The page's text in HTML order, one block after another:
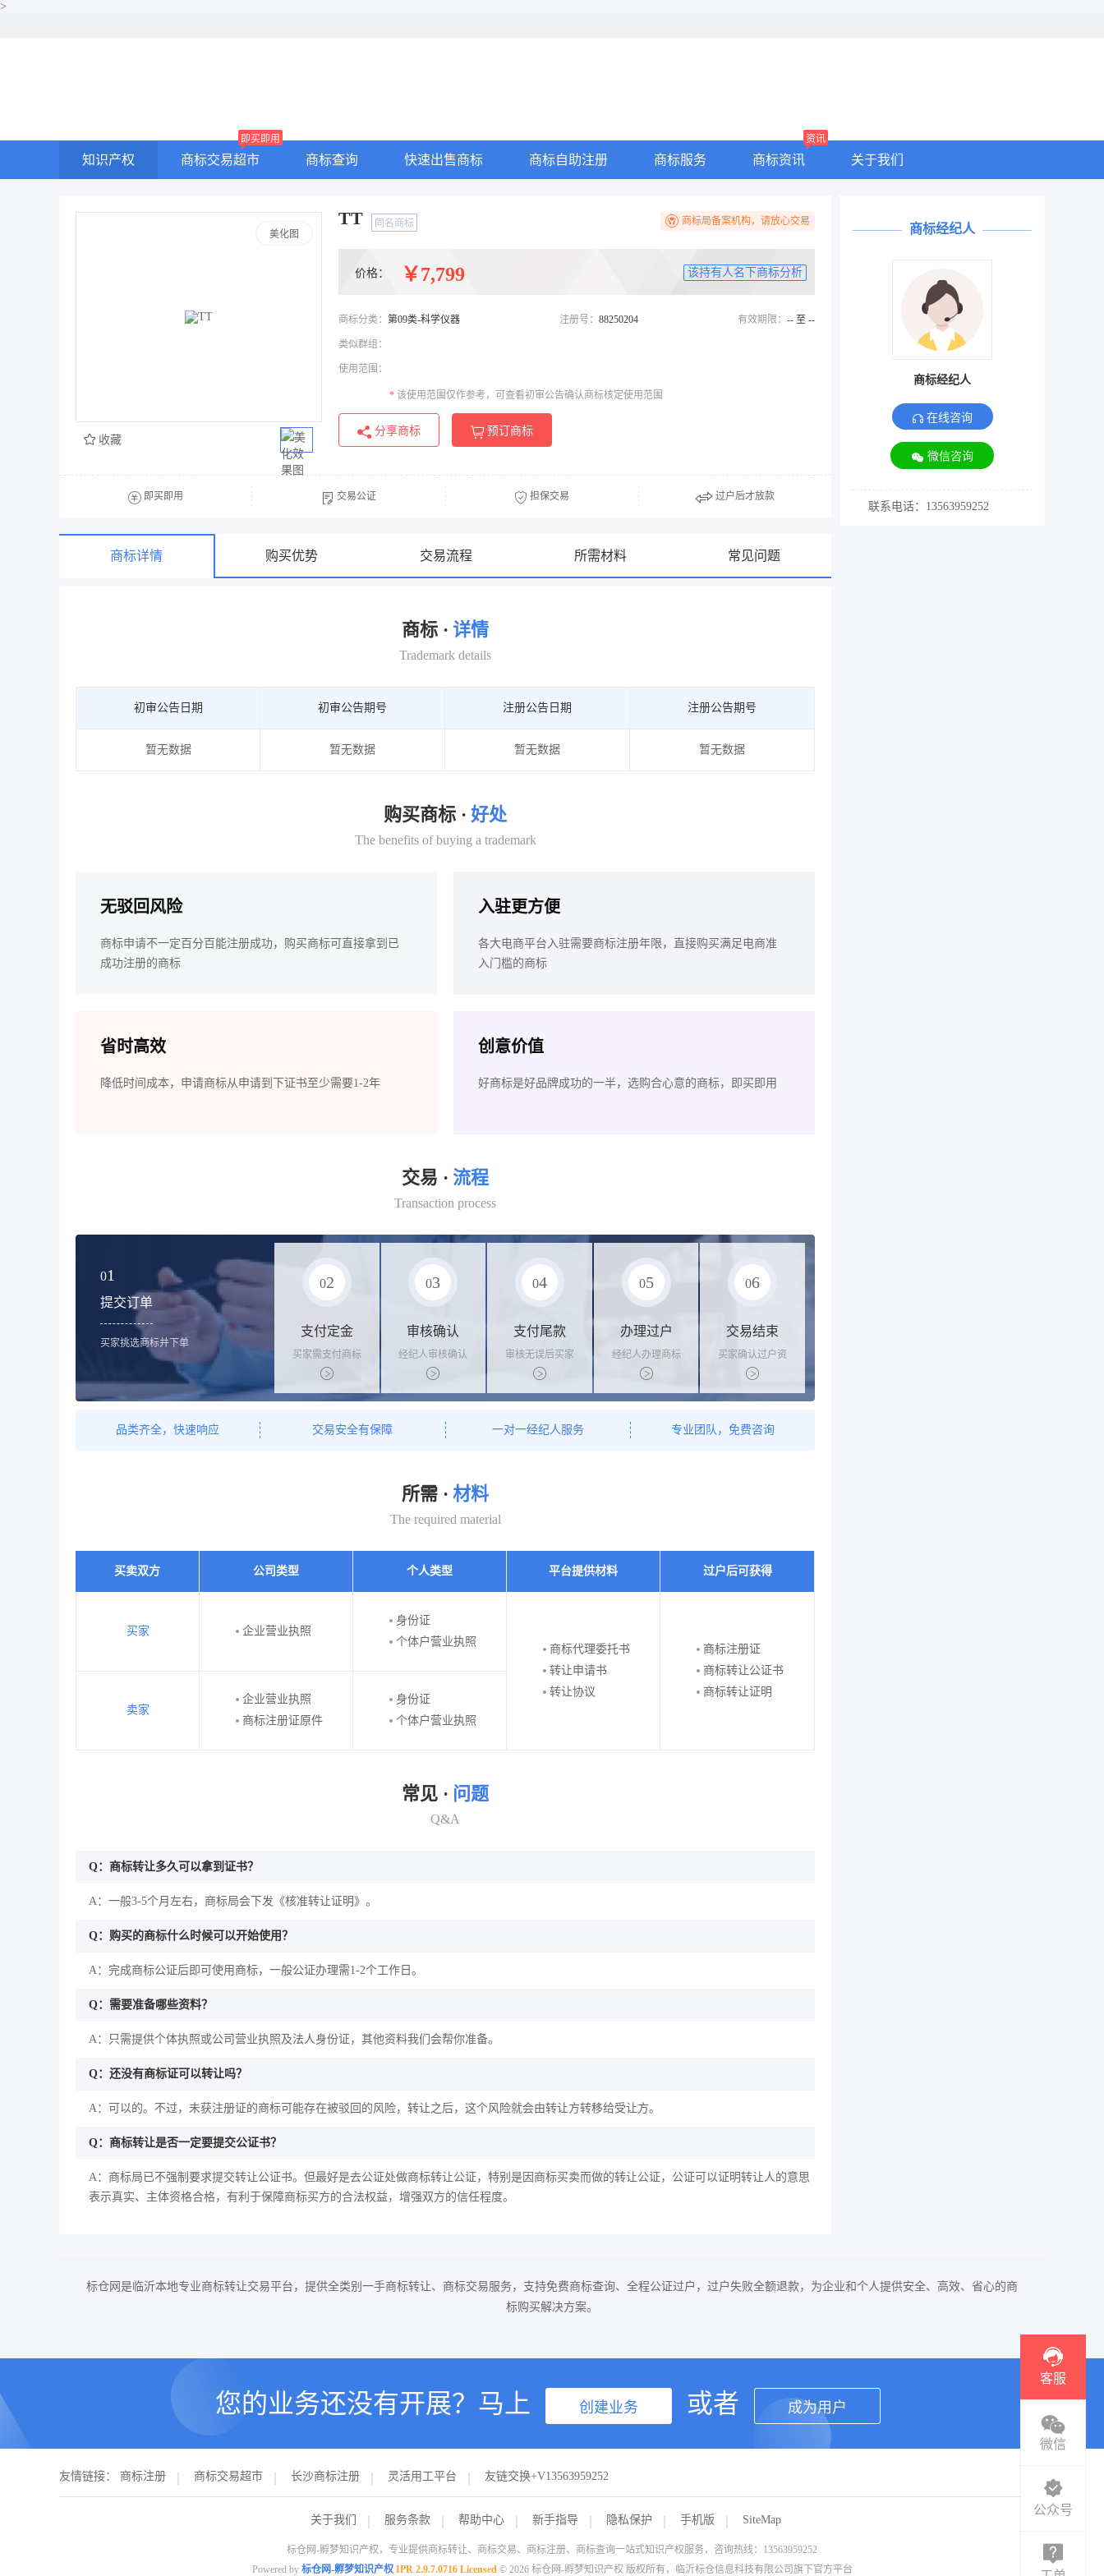
>
知识产权 商标交易超市
即买即用
商标查询 快速出售商标 商标自助注册 商标服务 商标资讯
资讯
关于我们
美化图
TT 同名商标 商标局备案机构，请放心交易
价格： ￥7,799 该持有人名下商标分析
商标分类： 第09类-科学仪器 注册号： 88250204 有效期限： -- 至 --
类似群组：
使用范围：
* 该使用范围仅作参考，可查看初审公告确认商标核定使用范围
分享商标 预订商标
收藏
即买即用 交易公证 担保交易 过户后才放款
商标详情 购买优势 交易流程 所需材料 常见问题
商标 · 详情
Trademark details
初审公告日期 初审公告期号 注册公告日期 注册公告期号
暂无数据 暂无数据 暂无数据 暂无数据
购买商标 · 好处
The benefits of buying a trademark
无驳回风险
商标申请不一定百分百能注册成功，购买商标可直接拿到已
成功注册的商标
入驻更方便
各大电商平台入驻需要商标注册年限，直接购买满足电商准
入门槛的商标
省时高效
降低时间成本，申请商标从申请到下证书至少需要1-2年
创意价值
好商标是好品牌成功的一半，选购合心意的商标，即买即用
交易 · 流程
Transaction process
01
提交订单
买家挑选商标并下单
02
支付定金
买家需支付商标
标价的10%的购
买订金
03
审核确认
经纪人审核确认
商标状态
04
支付尾款
审核无误后买家
支付尾款，卖家
办理相关手续
05
办理过户
经纪人办理商标
转让手续，交付
相关证书
06
交易结束
买家确认过户资
料后，平台解冻
资金支付卖家
品类齐全，快速响应 交易安全有保障 一对一经纪人服务 专业团队，免费咨询
所需 · 材料
The required material
买卖双方 公司类型 个人类型 平台提供材料 过户后可获得
买家 企业营业执照
身份证
个体户营业执照
商标代理委托书
转让申请书
转让协议
商标注册证
商标转让公证书
商标转让证明
卖家
企业营业执照
商标注册证原件
身份证
个体户营业执照
常见 · 问题
Q&A
Q：商标转让多久可以拿到证书？
A：一般3-5个月左右，商标局会下发《核准转让证明》。
Q：购买的商标什么时候可以开始使用？
A：完成商标公证后即可使用商标，一般公证办理需1-2个工作日。
Q：需要准备哪些资料？
A：只需提供个体执照或公司营业执照及法人身份证，其他资料我们会帮你准备。
Q：还没有商标证可以转让吗？
A：可以的。不过，未获注册证的商标可能存在被驳回的风险，转让之后，这个风险就会由转让方转移给受让方。
Q：商标转让是否一定要提交公证书？
A：商标局已不强制要求提交转让公证书。但最好是去公证处做商标转让公证，特别是因商标买卖而做的转让公证，公证可以证明转让人的意思
表示真实、主体资格合格，有利于保障商标买方的合法权益，增强双方的信任程度。
商标经纪人
商标经纪人
在线咨询
微信咨询
联系电话：13563959252
标仓网是临沂本地专业商标转让交易平台，提供全类别一手商标转让、商标交易服务，支持免费商标查询、全程公证过户，过户失败全额退款，为企业和个人提供安全、高效、省心的商
标购买解决方案。
您的业务还没有开展？马上 创建业务 或者 成为用户
友情链接： 商标注册 商标交易超市 长沙商标注册 灵活用工平台 友链交换+V13563959252
关于我们 服务条款 帮助中心 新手指导 隐私保护 手机版 SiteMap
标仓网-孵梦知识产权，专业提供商标转让、商标交易、商标注册、商标查询一站式知识产权服务，咨询热线：13563959252
Powered by 标仓网-孵梦知识产权 IPR 2.9.7.0716 Licensed © 2026 标仓网-孵梦知识产权 版权所有，临沂标仓信息科技有限公司旗下官方平台
客服
微信
公众号